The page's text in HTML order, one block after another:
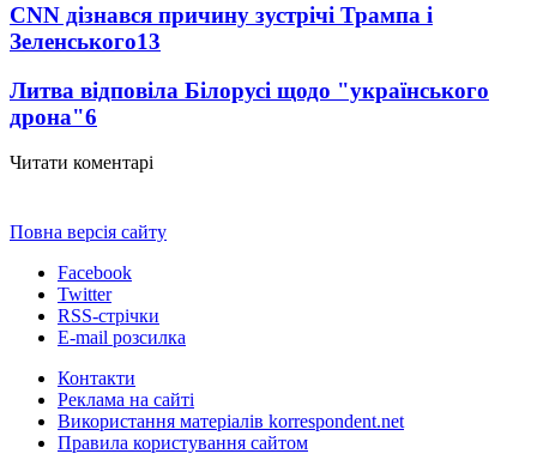
CNN дізнався причину зустрічі Трампа і
Зеленського13
Литва відповіла Білорусі щодо "українського
дрона"6
Читати коментарі
Повна версія сайту
Facebook
Twitter
RSS-стрічки
E-mail розсилка
Контакти
Реклама на сайті
Використання матеріалів korrespondent.net
Правила користування сайтом